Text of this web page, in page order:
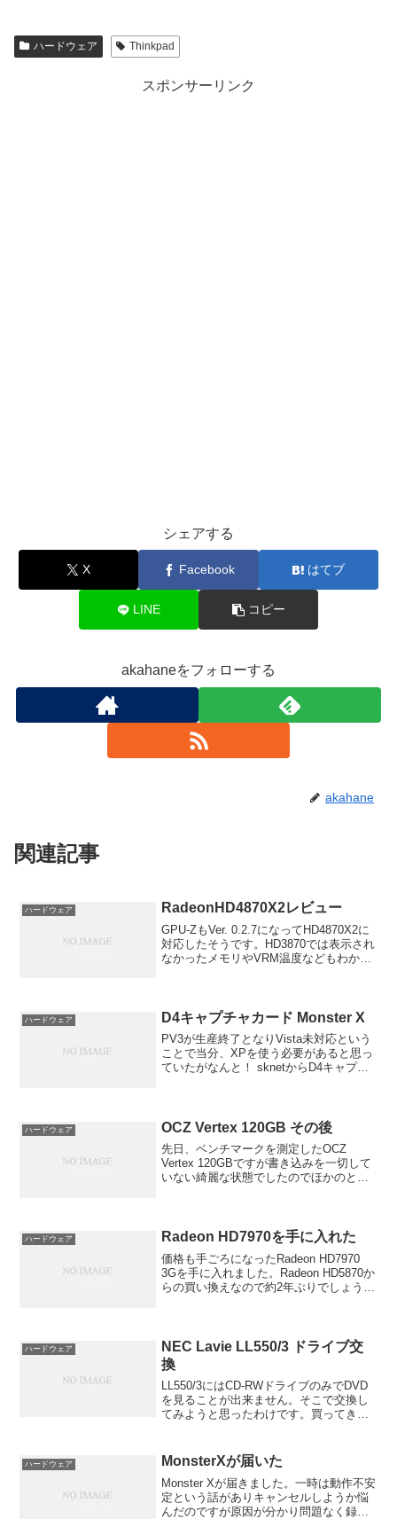
ハードウェア Thinkpad
スポンサーリンク
シェアする
X Facebook はてブ
LINE コピー
akahaneをフォローする
akahane
関連記事
ハードウェア RadeonHD4870X2レビュー
GPU-ZもVer. 0.2.7になってHD4870X2に
対応したそうです。HD3870では表示され
なかったメモリやVRM温度などもわかり
ハードウェア D4キャプチャカード Monster X
PV3が生産終了となりVista未対応という
ことで当分、XPを使う必要があると思っ
ていたがなんと！ sknetからD4キャプチ
明日...
ハードウェア OCZ Vertex 120GB その後
先日、ベンチマークを測定したOCZ
Vertex 120GBですが書き込みを一切して
いない綺麗な状態でしたのでほかのとこ
ハードウェア Radeon HD7970を手に入れた
価格も手ごろになったRadeon HD7970
3Gを手に入れました。Radeon HD5870か
らの買い換えなので約2年ぶりでしょう
ハードウェア
NEC Lavie LL550/3 ドライブ交
換
LL550/3にはCD-RWドライブのみでDVD
を見ることが出来ません。そこで交換し
てみようと思ったわけです。買ってきた
ROMのコンボドライ...
ハードウェア MonsterXが届いた
Monster Xが届きました。一時は動作不安
定という話がありキャンセルしようか悩
んだのですが原因が分かり問題なく録画